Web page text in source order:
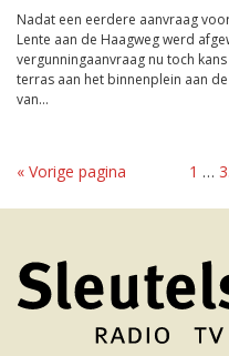
Nadat een eerdere aanvraag
Lente aan de Haagweg werd
vergunningaanvraag nu toch
terras aan het binnenplein aan
van...
« Vorige pagina 1 …